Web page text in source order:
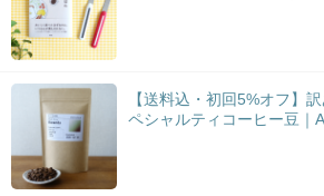
【送料込・初回5%オフ】
ペシャルティコーヒー豆｜